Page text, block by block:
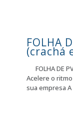
FOLHA
(crachá
FOLHA DE
Acelere o
sua empresa A